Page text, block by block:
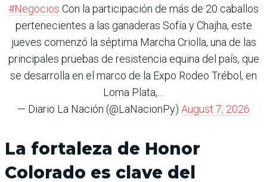
#Negocios Con la participación de más de 20 caballos
pertenecientes a las ganaderas Sofía y Chajha, este
jueves comenzó la séptima Marcha Criolla, una de las
principales pruebas de resistencia equina del país, que
se desarrolla en el marco de la Expo Rodeo Trébol, en
Loma Plata,…
— Diario La Nación (@LaNacionPy) August 7, 2026
La fortaleza de Honor
Colorado es clave del